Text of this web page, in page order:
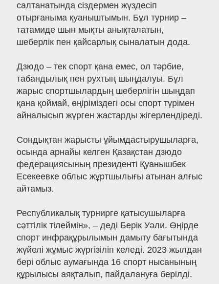
салтанатында сіздермен жүздесіп
отырғаныма қуаныштымын. Бұл турнир –
татамиде шын мықты анықталатын,
шеберлік пен қайсарлық сыналатын дода.
Дзюдо – тек спорт қана емес, ол тәрбие,
табандылық пен рухтың шыңдалуы. Бұл
жарыс спортшылардың шеберлігін шыңдап
қана қоймай, өңіріміздегі осы спорт түрімен
айналысып жүрген жастарды жігерлендіреді.
Сондықтан жарысты ұйымдастырушыларға,
осында арнайы келген Қазақстан дзюдо
федерациясының президенті Қуанышбек
Есекеевке облыс жұртшылығы атынан алғыс
айтамыз.
Республикалық турнирге қатысушыларға
сәттілік тілеймін», – деді Берік Уәли. Өңірде
спорт инфрақұрылымын дамыту бағытында
жүйелі жұмыс жүргізіліп келеді. 2023 жылдан
бері облыс аумағында 16 спорт нысанының
құрылысы аяқталып, пайдалануға берілді.